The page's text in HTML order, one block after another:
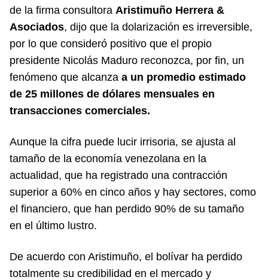
de la firma consultora Aristimuño Herrera &
Asociados, dijo que la dolarización es irreversible,
por lo que consideró positivo que el propio
presidente Nicolás Maduro reconozca, por fin, un
fenómeno que alcanza a un promedio estimado
de 25 millones de dólares mensuales en
transacciones comerciales.
Aunque la cifra puede lucir irrisoria, se ajusta al
tamaño de la economía venezolana en la
actualidad, que ha registrado una contracción
superior a 60% en cinco años y hay sectores, como
el financiero, que han perdido 90% de su tamaño
en el último lustro.
De acuerdo con Aristimuño, el bolívar ha perdido
totalmente su credibilidad en el mercado y